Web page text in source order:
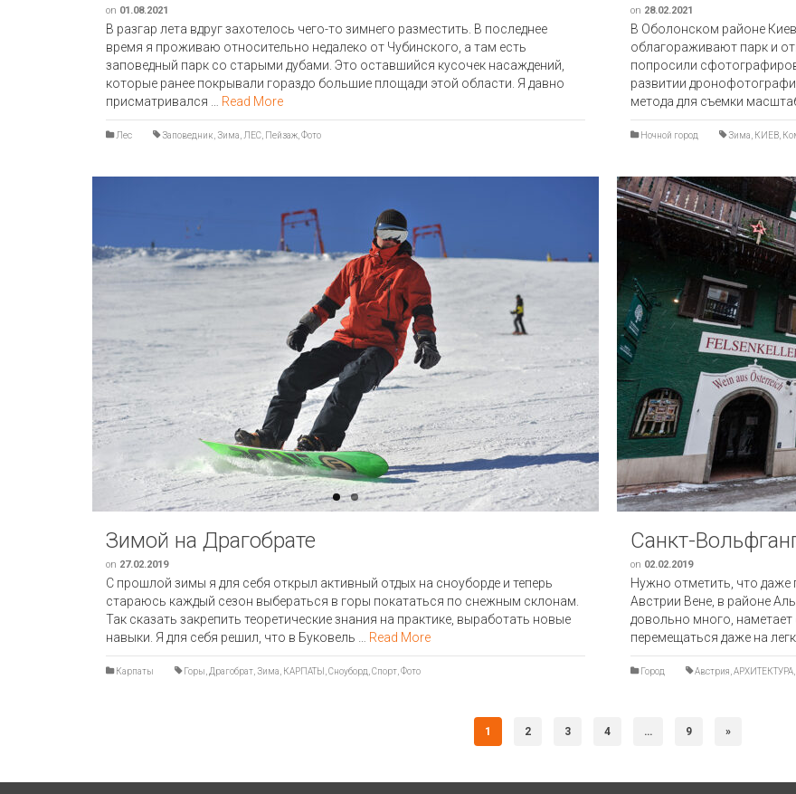
on 01.08.2021
В разгар лета вдруг захотелось чего-то зимнего разместить. В последнее
время я проживаю относительно недалеко от Чубинского, а там есть
заповедный парк со старыми дубами. Это оставшийся кусочек насаждений,
которые ранее покрывали гораздо большие площади этой области. Я давно
присматривался … Read More
Лес Заповедник Зима ЛЕС Пейзаж Фото
on 28.02.2021
В Оболонском районе
облагораживают парк и
попросили
развитии
метода для съемки
Ночной город Зима КИЕВ
Зимой на Драгобрате
on 27.02.2019
С прошлой зимы я для себя открыл активный отдых на сноуборде и теперь
стараюсь каждый сезон выбераться в горы покататься по снежным склонам.
Так сказать закрепить теоретические знания на практике, выработать новые
навыки. Я для себя решил, что в Буковель … Read More
Карпаты Горы Драгобрат Зима КАРПАТЫ Сноуборд Спорт Фото
Санкт-
on 02.02.2019
Нужно отметить, что даже
Австрии Вене, в районе
довольно много, наметает
перемещаться даже на
Город Австрия АРХИТЕКТУРА
1 2 3 4 … 9 »